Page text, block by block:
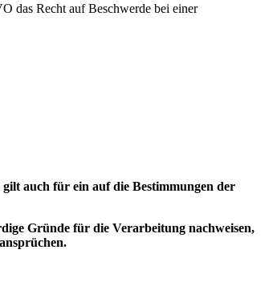
das Recht auf Beschwerde bei einer
auch für ein auf die Bestimmungen der
Gründe für die Verarbeitung nachweisen,